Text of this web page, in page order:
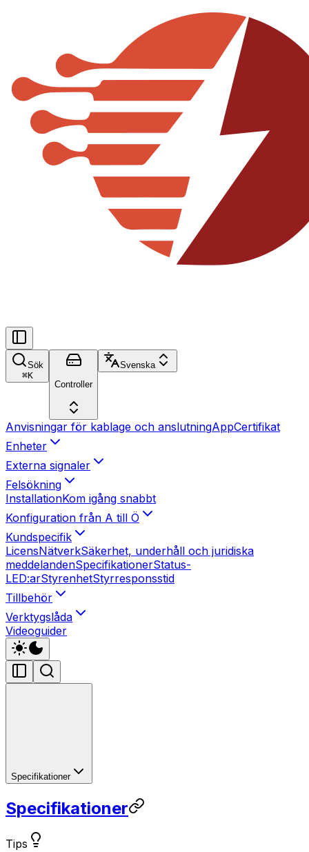
Sök
⌘K
Controller
Svenska
Anvisningar för kablage och anslutningAppCertifikat
Enheter
Externa signaler
Felsökning
InstallationKom igång snabbt
Konfiguration från A till Ö
Kundspecifik
LicensNätverkSäkerhet, underhåll och juridiska
meddelandenSpecifikationerStatus-
LED:arStyrenhetStyrresponsstid
Tillbehör
Verktygslåda
Videoguider
Specifikationer
Specifikationer
Tips